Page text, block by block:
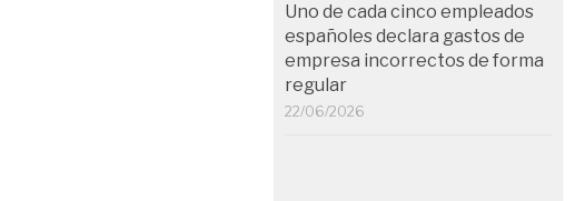
Uno de cada cinco empleados
españoles declara gastos de
empresa incorrectos de forma
regular
22/06/2026